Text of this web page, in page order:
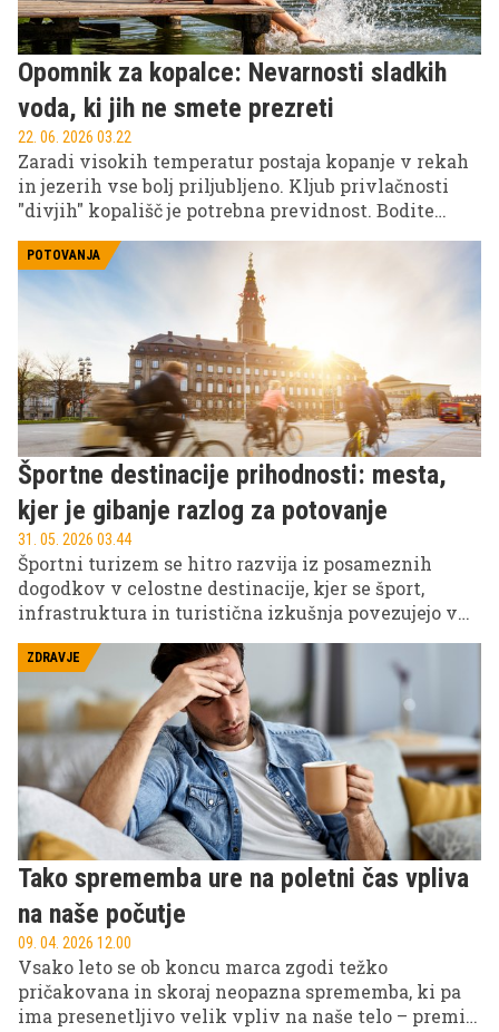
Opomnik za kopalce: Nevarnosti sladkih
voda, ki jih ne smete prezreti
22. 06. 2026 03.22
Zaradi visokih temperatur postaja kopanje v rekah
in jezerih vse bolj priljubljeno. Kljub privlačnosti
"divjih" kopališč je potrebna previdnost. Bodite
pozorni na tokove, podvodno rastlinje in
nepredvidljivo globino. Opozorila jemljite resno, da
se izognete tragediji in uživate v varni osvežitvi.
POTOVANJA
Športne destinacije prihodnosti: mesta,
kjer je gibanje razlog za potovanje
31. 05. 2026 03.44
Športni turizem se hitro razvija iz posameznih
dogodkov v celostne destinacije, kjer se šport,
infrastruktura in turistična izkušnja povezujejo v
enoten produkt. V Evropi tako nastajajo mesta in
regije, kjer obiskovalci ne prihajajo več samo na
tekme, ampak zaradi aktivnega načina življenja, ki
je dostopen skozi vse leto.
ZDRAVJE
Tako sprememba ure na poletni čas vpliva
na naše počutje
09. 04. 2026 12.00
Vsako leto se ob koncu marca zgodi težko
pričakovana in skoraj neopazna sprememba, ki pa
ima presenetljivo velik vpliv na naše telo – premik